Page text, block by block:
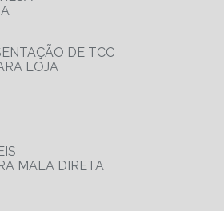
DE TCC
LOJA
MALA DIRETA